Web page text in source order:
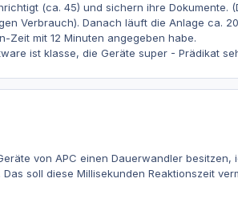
(ca. 45) und sichern ihre Dokumente.
Verbrauch). Danach läuft die Anlage ca.
Zeit mit 12 Minuten angegeben habe.
ist klasse, die Geräte super - Prädikat
von APC einen Dauerwandler
soll diese Millisekunden Reaktionszeit